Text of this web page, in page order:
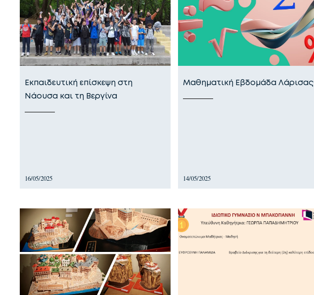
Εκπαιδευτική επίσκεψη στη
Νάουσα και τη Βεργίνα
16/05/2025
Μαθηματική Εβδομάδα Λάρισας
14/05/2025